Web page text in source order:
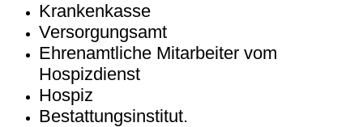
Krankenkasse
Versorgungsamt
Ehrenamtliche Mitarbeiter vom
Hospizdienst
Hospiz
Bestattungsinstitut.